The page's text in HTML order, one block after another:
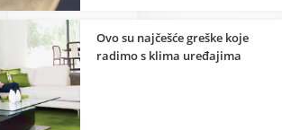
Ovo su najčešće greške koje
radimo s klima uređajima